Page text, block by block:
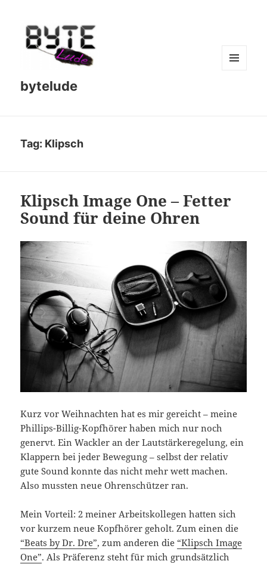
bytelude
Tag: Klipsch
Klipsch Image One – Fetter
Sound für deine Ohren
Kurz vor Weihnachten hat es mir gereicht – meine
Phillips-Billig-Kopfhörer haben mich nur noch
genervt. Ein Wackler an der Lautstärkeregelung, ein
Klappern bei jeder Bewegung – selbst der relativ
gute Sound konnte das nicht mehr wett machen.
Also mussten neue Ohrenschützer ran.
Mein Vorteil: 2 meiner Arbeitskollegen hatten sich
vor kurzem neue Kopfhörer geholt. Zum einen die
“Beats by Dr. Dre”, zum anderen die “Klipsch Image
One”. Als Präferenz steht für mich grundsätzlich